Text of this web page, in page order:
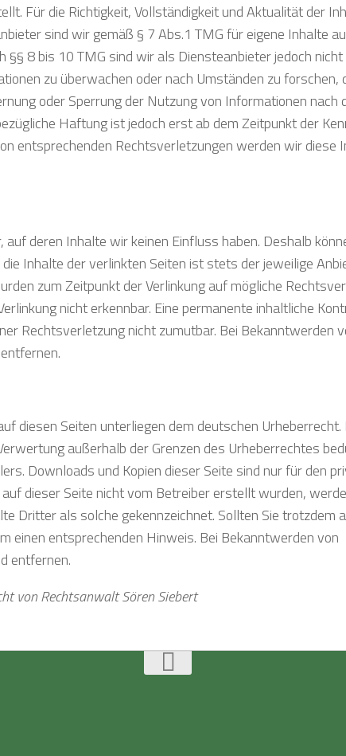
Für die Richtigkeit, Vollständigkeit und Aktualität der
sind wir gemäß § 7 Abs.1 TMG für eigene Inhalte
8 bis 10 TMG sind wir als Diensteanbieter jedoch nicht
zu überwachen oder nach Umständen zu forschen,
oder Sperrung der Nutzung von Informationen nach
Haftung ist jedoch erst ab dem Zeitpunkt der
entsprechenden Rechtsverletzungen werden wir diese
deren Inhalte wir keinen Einfluss haben. Deshalb
Inhalte der verlinkten Seiten ist stets der jeweilige
zum Zeitpunkt der Verlinkung auf mögliche
nicht erkennbar. Eine permanente inhaltliche
Rechtsverletzung nicht zumutbar. Bei Bekanntwerden
diesen Seiten unterliegen dem deutschen Urheberrecht.
außerhalb der Grenzen des Urheberrechtes
Downloads und Kopien dieser Seite sind nur für den
dieser Seite nicht vom Betreiber erstellt wurden,
Dritter als solche gekennzeichnet. Sollten Sie trotzdem
entsprechenden Hinweis. Bei Bekanntwerden von
entfernen.
von Rechtsanwalt Sören Siebert